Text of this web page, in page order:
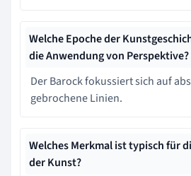
Welche Epoche der
die Anwendung von Perspektive?
Der Barock fokussiert sich auf
gebrochene Linien.
Welches Merkmal ist typisch für
der Kunst?